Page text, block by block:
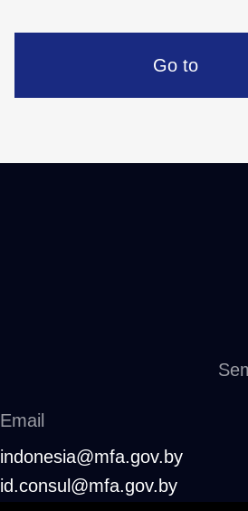
Go to
Email
indonesia@mfa.gov.by
id.consul@mfa.gov.by